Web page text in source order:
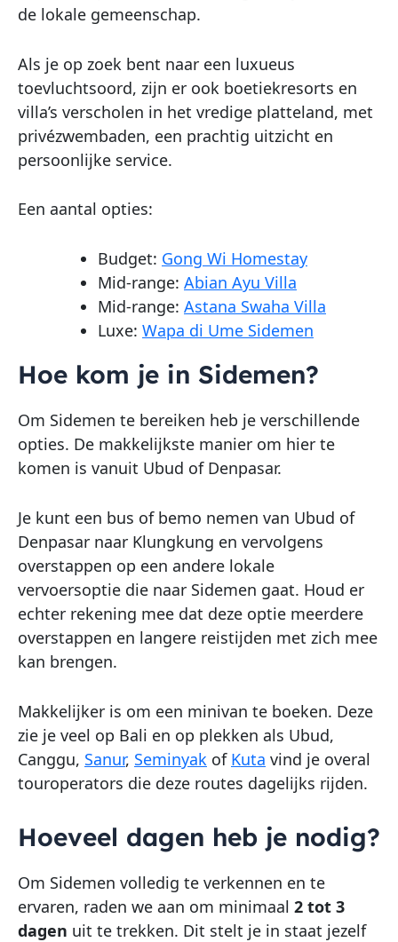
de lokale gemeenschap.
Als je op zoek bent naar een luxueus
toevluchtsoord, zijn er ook boetiekresorts en
villa’s verscholen in het vredige platteland, met
privézwembaden, een prachtig uitzicht en
persoonlijke service.
Een aantal opties:
Budget: Gong Wi Homestay
Mid-range: Abian Ayu Villa
Mid-range: Astana Swaha Villa
Luxe: Wapa di Ume Sidemen
Hoe kom je in Sidemen?
Om Sidemen te bereiken heb je verschillende
opties. De makkelijkste manier om hier te
komen is vanuit Ubud of Denpasar.
Je kunt een bus of bemo nemen van Ubud of
Denpasar naar Klungkung en vervolgens
overstappen op een andere lokale
vervoersoptie die naar Sidemen gaat. Houd er
echter rekening mee dat deze optie meerdere
overstappen en langere reistijden met zich mee
kan brengen.
Makkelijker is om een minivan te boeken. Deze
zie je veel op Bali en op plekken als Ubud,
Canggu, Sanur, Seminyak of Kuta vind je overal
touroperators die deze routes dagelijks rijden.
Hoeveel dagen heb je nodig?
Om Sidemen volledig te verkennen en te
ervaren, raden we aan om minimaal 2 tot 3
dagen uit te trekken. Dit stelt je in staat jezelf